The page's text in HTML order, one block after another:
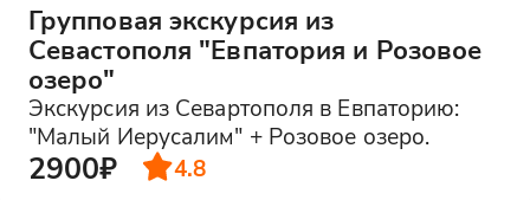
Групповая экскурсия из
Севастополя "Евпатория и Розовое
озеро"
Экскурсия из Севартополя в Евпаторию:
"Малый Иерусалим" + Розовое озеро.
2900₽ 4.8